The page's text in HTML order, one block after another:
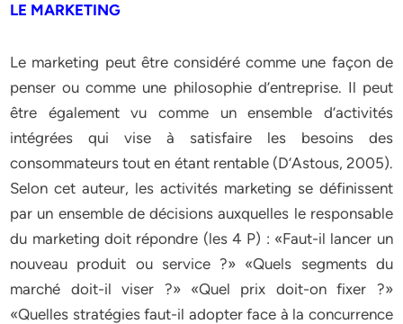
LE MARKETING
Le marketing peut être considéré comme une façon de
penser ou comme une philosophie d’entreprise. Il peut
être également vu comme un ensemble d’activités
intégrées qui vise à satisfaire les besoins des
consommateurs tout en étant rentable (D’Astous, 2005).
Selon cet auteur, les activités marketing se définissent
par un ensemble de décisions auxquelles le responsable
du marketing doit répondre (les 4 P) : «Faut-il lancer un
nouveau produit ou service ?» «Quels segments du
marché doit-il viser ?» «Quel prix doit-on fixer ?»
«Quelles stratégies faut-il adopter face à la concurrence